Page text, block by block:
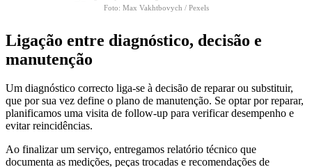
Foto: Max Vakhtbovych / Pexels
Ligação entre diagnóstico, decisão e
manutenção
Um diagnóstico correcto liga-se à decisão de reparar ou substituir,
que por sua vez define o plano de manutenção. Se optar por reparar,
planificamos uma visita de follow-up para verificar desempenho e
evitar reincidências.
Ao finalizar um serviço, entregamos relatório técnico que
documenta as medições, peças trocadas e recomendações de